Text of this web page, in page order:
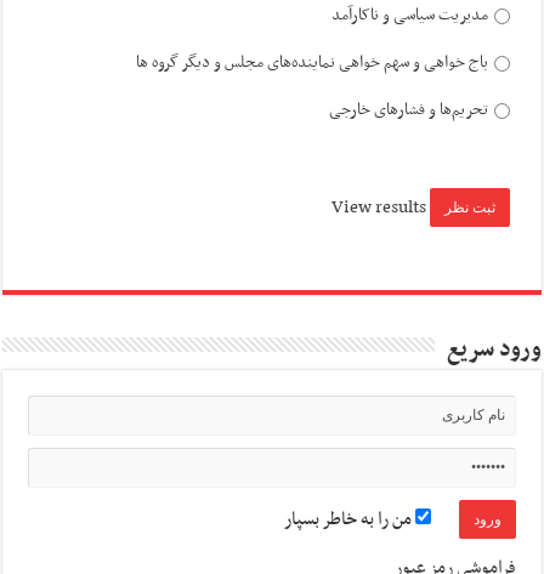
مدیریت سیاسی و ناکارآمد
باج خواهی و سهم خواهی نماینده‌های مجلس و دیگر گروه ها
تحریم‌ها و فشارهای خارجی
View results
ورود سریع
من را به خاطر بسپار